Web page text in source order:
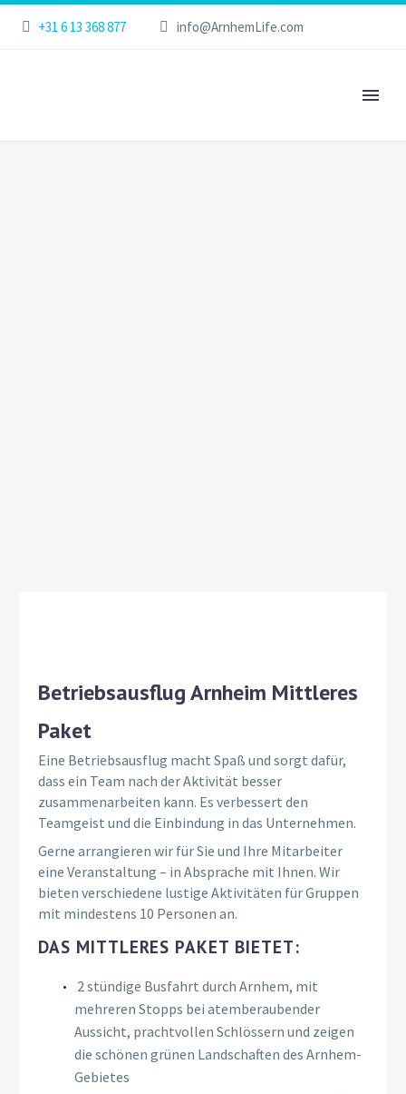
+31 6 13 368 877 info@ArnhemLife.com
Betriebsausflug Arnheim Mittleres
Paket
Eine Betriebsausflug macht Spaß und sorgt dafür,
dass ein Team nach der Aktivität besser
zusammenarbeiten kann. Es verbessert den
Teamgeist und die Einbindung in das Unternehmen.
Gerne arrangieren wir für Sie und Ihre Mitarbeiter
eine Veranstaltung – in Absprache mit Ihnen. Wir
bieten verschiedene lustige Aktivitäten für Gruppen
mit mindestens 10 Personen an.
DAS MITTLERES PAKET BIETET:
2 stündige Busfahrt durch Arnhem, mit
mehreren Stopps bei atemberaubender
Aussicht, prachtvollen Schlössern und zeigen
die schönen grünen Landschaften des Arnhem-
Gebietes